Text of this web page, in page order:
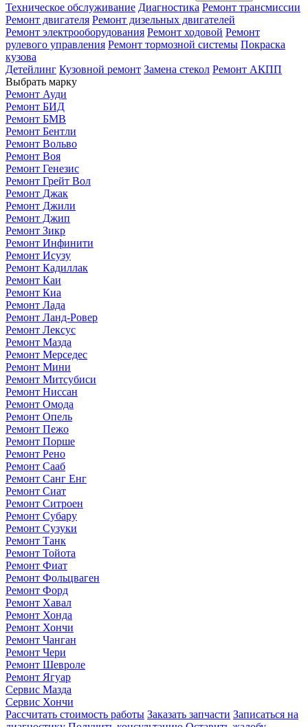
Техническое обслуживание Диагностика Ремонт трансмиссии
Ремонт двигателя Ремонт дизельных двигателей
Ремонт электрооборудования Ремонт ходовой Ремонт
рулевого управления Ремонт тормозной системы Покраска
кузова
Детейлинг Кузовной ремонт Замена стекол Ремонт АКПП
Выбрать марку
Ремонт Ауди
Ремонт БИД
Ремонт БМВ
Ремонт Бентли
Ремонт Вольво
Ремонт Воя
Ремонт Генезис
Ремонт Грейт Вол
Ремонт Джак
Ремонт Джили
Ремонт Джип
Ремонт Зикр
Ремонт Инфинити
Ремонт Исузу
Ремонт Кадиллак
Ремонт Каи
Ремонт Киа
Ремонт Лада
Ремонт Ланд-Ровер
Ремонт Лексус
Ремонт Мазда
Ремонт Мерседес
Ремонт Мини
Ремонт Митсубиси
Ремонт Ниссан
Ремонт Омода
Ремонт Опель
Ремонт Пежо
Ремонт Порше
Ремонт Рено
Ремонт Сааб
Ремонт Санг Енг
Ремонт Сиат
Ремонт Ситроен
Ремонт Субару
Ремонт Сузуки
Ремонт Танк
Ремонт Тойота
Ремонт Фиат
Ремонт Фольцваген
Ремонт Форд
Ремонт Хавал
Ремонт Хонда
Ремонт Хончи
Ремонт Чанган
Ремонт Чери
Ремонт Шевроле
Ремонт Ягуар
Сервис Мазда
Сервис Хончи
Рассчитать стоимость работы Заказать запчасти Записаться на